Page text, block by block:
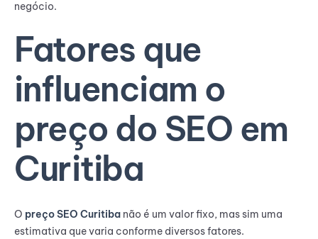
negócio.
Fatores que
influenciam o
preço do SEO em
Curitiba
O preço SEO Curitiba não é um valor fixo, mas sim uma
estimativa que varia conforme diversos fatores.